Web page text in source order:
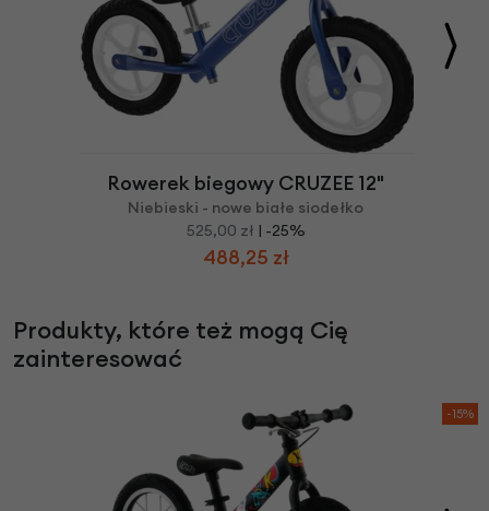
Rowerek biegowy CRUZEE 12"
Niebieski - nowe białe siodełko
525,00 zł | -25%
488,25 zł
Produkty, które też mogą Cię
zainteresować
-15%